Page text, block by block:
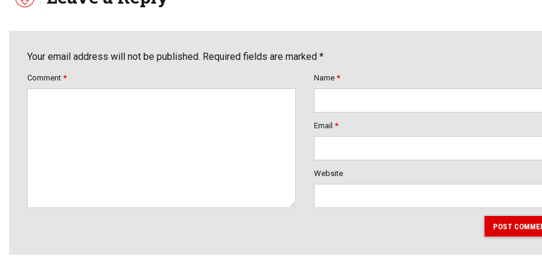
Your email address will not be published. Required fields are marked *
Comment * Name *
Email *
Website
POST